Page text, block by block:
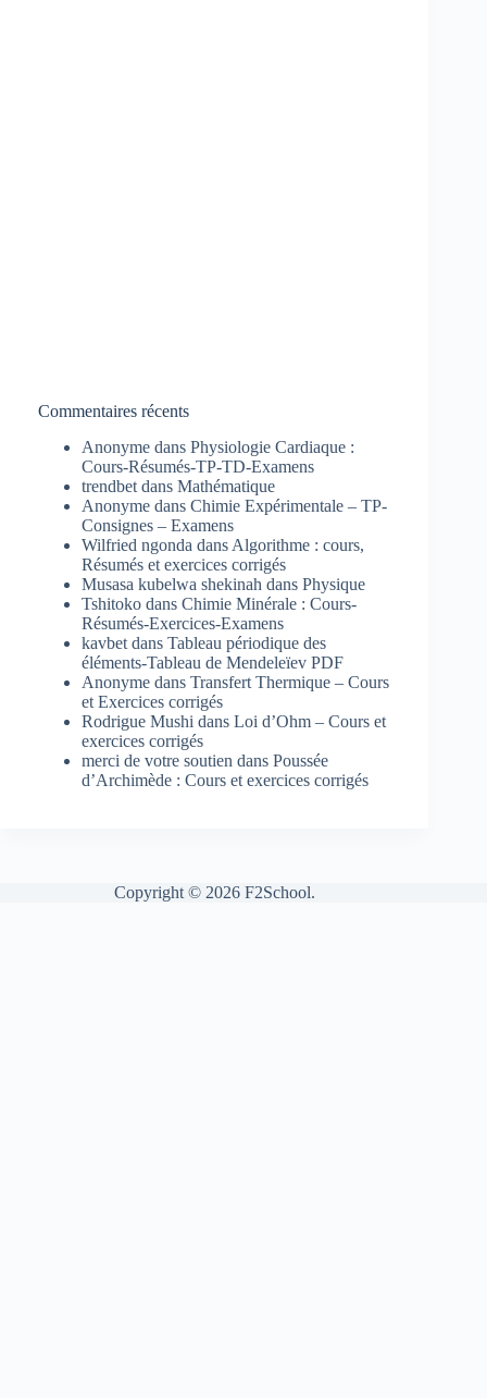
Commentaires récents
Anonyme dans Physiologie Cardiaque :
Cours-Résumés-TP-TD-Examens
trendbet dans Mathématique
Anonyme dans Chimie Expérimentale – TP-
Consignes – Examens
Wilfried ngonda dans Algorithme : cours,
Résumés et exercices corrigés
Musasa kubelwa shekinah dans Physique
Tshitoko dans Chimie Minérale : Cours-
Résumés-Exercices-Examens
kavbet dans Tableau périodique des
éléments-Tableau de Mendeleïev PDF
Anonyme dans Transfert Thermique – Cours
et Exercices corrigés
Rodrigue Mushi dans Loi d’Ohm – Cours et
exercices corrigés
merci de votre soutien dans Poussée
d’Archimède : Cours et exercices corrigés
Copyright © 2026 F2School.